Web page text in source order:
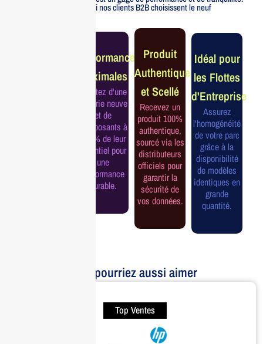
Voici pourquoi nos clients B2B choisissent le neuf
Performance
Maximales
Profitez d'une
batterie neuve
et de
composants à
100% de leur
potentiel pour
une
performance
durable.
Produit
Authentique
et Scellé
Recevez un
produit 100%
authentique,
sourcé via les
distributeurs
officiels pour
garantir la
sécurité de
vos données.
Idéal pour
les Flottes
d'Entreprise
Assurez
l'homogénéité
de votre parc
grâce à la
disponibilité
de modèles
identiques en
grande
quantité.
Vous pourriez aussi aimer
Top Ventes